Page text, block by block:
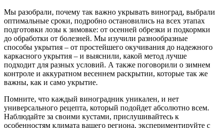
Мы разобрали, почему так важно укрывать виноград, выбрали
оптимальные сроки, подробно остановились на всех этапах
подготовки лозы к зимовке: от осенней обрезки и подкормки
до обработки от болезней. Мы изучили разнообразные
способы укрытия – от простейшего окучивания до надежного
каркасного укрытия – и выяснили, какой метод лучше
подходит для разных условий. А также поговорили о зимнем
контроле и аккуратном весеннем раскрытии, которые так же
важны, как и само укрытие.
Помните, что каждый виноградник уникален, и нет
универсального рецепта, который подойдет абсолютно всем.
Наблюдайте за своими кустами, прислушивайтесь к
особенностям климата вашего региона, экспериментируйте с